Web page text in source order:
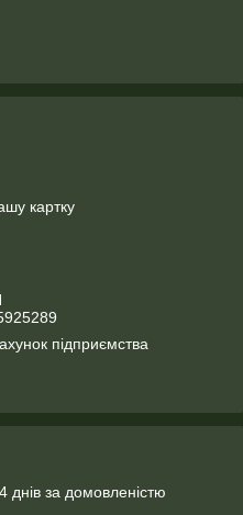
картку
підприємства
за домовленістю